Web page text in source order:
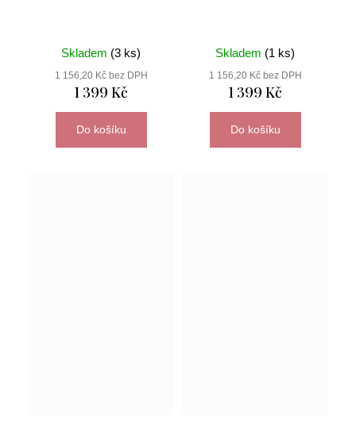
Skladem (3 ks)
1 156,20 Kč bez DPH
1 399 Kč
Do košíku
Skladem (1 ks)
1 156,20 Kč bez DPH
1 399 Kč
Do košíku